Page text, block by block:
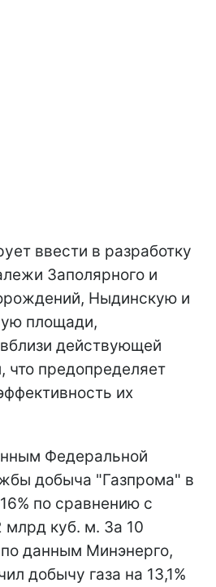
ввести в разработку
Заполярного и
Ныдинскую и
площади,
действующей
что предопределяет
их
Федеральной
добыча "Газпрома" в
по сравнению с
млрд куб. м. За 10
данным Минэнерго,
добычу газа на 13,1%